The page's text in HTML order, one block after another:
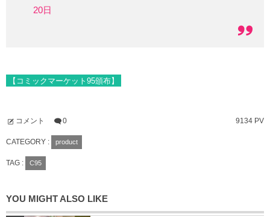
20日
【コミックマーケット95頒布】
コメント 0 9134 PV
CATEGORY : product
TAG : C95
YOU MIGHT ALSO LIKE